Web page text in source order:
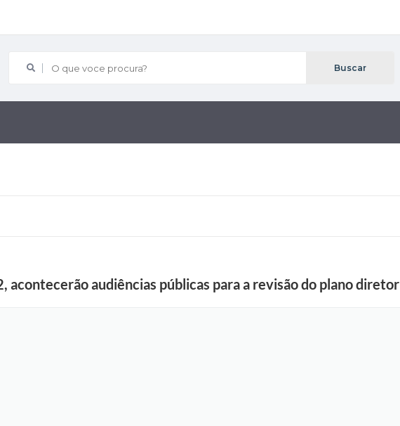
O que voce procura?
acontecerão audiências públicas para a revisão do plano diretor